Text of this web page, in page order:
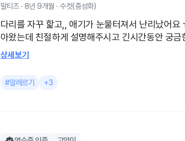
말티즈 · 8년 9개월 · 수컷(중성화)
다리를 자꾸 핥고,, 애기가 눈물터져서 난리났어요
아왔는데 친절하게 설명해주시고 긴시간동안 궁금
어봤어요 역시 친절하세요 하지만 호전되진 않았어요 아직
될드요 친절하시고 좋아요 항상 다 물어봐도 친절하게 대답
상세보기
#알레르기 +3